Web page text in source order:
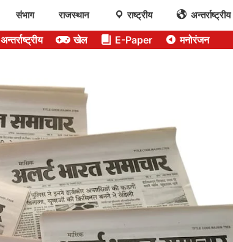
संभाग राजस्थान राष्ट्रीय अन्तर्राष्ट्रीय
अन्तर्राष्ट्रीय खेल E-Paper मनोरंजन